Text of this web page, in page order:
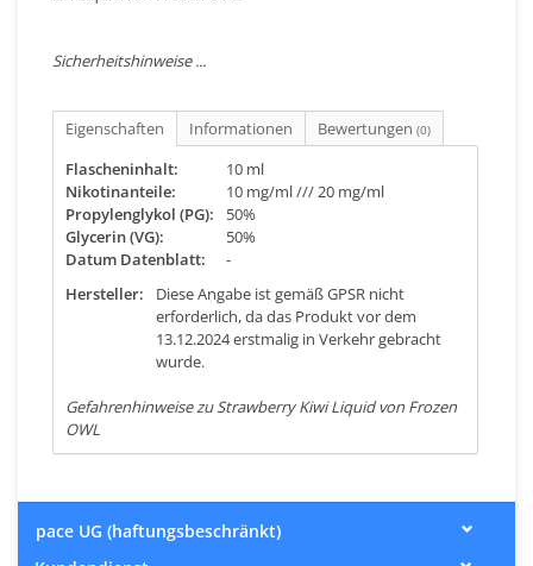
Sicherheitshinweise ...
Eigenschaften Informationen Bewertungen (0)
Flascheninhalt:
10 ml
Nikotinanteile:
10 mg/ml /// 20 mg/ml
Propylenglykol (PG):
50%
Glycerin (VG):
50%
Datum Datenblatt:
-
Hersteller:
Diese Angabe ist gemäß GPSR nicht
erforderlich, da das Produkt vor dem
13.12.2024 erstmalig in Verkehr gebracht
wurde.
Gefahrenhinweise zu Strawberry Kiwi Liquid von Frozen
OWL
pace UG (haftungsbeschränkt)